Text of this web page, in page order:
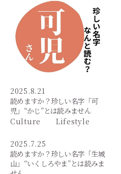
2025.8.21
読めますか？珍しい名字「可
児」“かじ”とは読みません
Culture
Lifestyle
2025.7.25
読めますか？珍しい名字「生城
山」“いくしろやま”とは読みま